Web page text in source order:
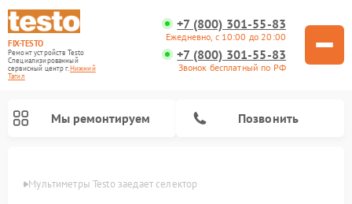
FIX-TESTO
Ремонт устройств Testo
Специализированный
cервисный центр г.Нижний
Тагил
+7 (800) 301-55-83
Ежедневно, с 10:00 до 20:00
+7 (800) 301-55-83
Звонок бесплатный по РФ
Мы ремонтируем Позвонить
Мультиметры Testo заедает селектор